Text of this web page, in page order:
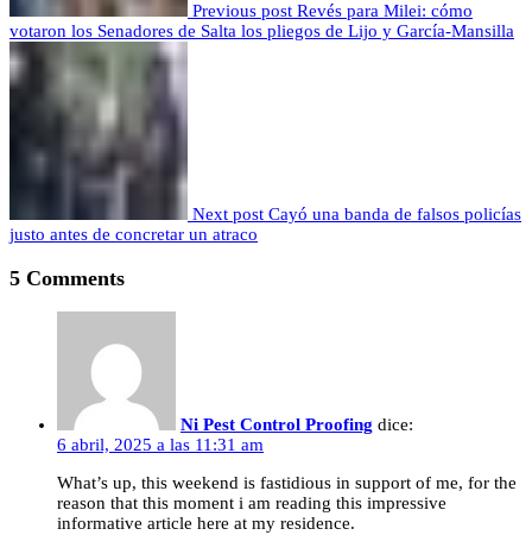
Previous post Revés para Milei: cómo
votaron los Senadores de Salta los pliegos de Lijo y García-Mansilla
Next post Cayó una banda de falsos policías
justo antes de concretar un atraco
5 Comments
Ni Pest Control Proofing dice:
6 abril, 2025 a las 11:31 am
What’s up, this weekend is fastidious in support of me, for the
reason that this moment i am reading this impressive
informative article here at my residence.